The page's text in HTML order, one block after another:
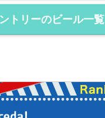
トリーのビール一覧